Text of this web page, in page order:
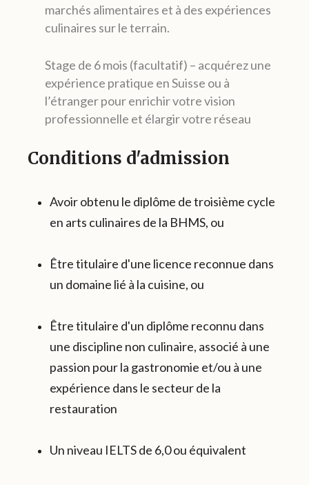
marchés alimentaires et à des expériences
culinaires sur le terrain.
Stage de 6 mois (facultatif) – acquérez une
expérience pratique en Suisse ou à
l’étranger pour enrichir votre vision
professionnelle et élargir votre réseau
Conditions d'admission
Avoir obtenu le diplôme de troisième cycle
en arts culinaires de la BHMS, ou
Être titulaire d'une licence reconnue dans
un domaine lié à la cuisine, ou
Être titulaire d'un diplôme reconnu dans
une discipline non culinaire, associé à une
passion pour la gastronomie et/ou à une
expérience dans le secteur de la
restauration
Un niveau IELTS de 6,0 ou équivalent